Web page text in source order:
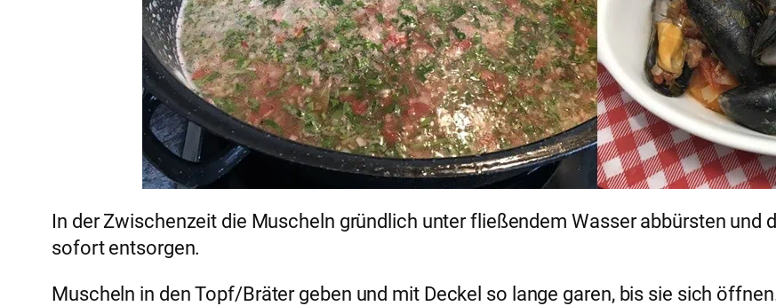
In der Zwischenzeit die Muscheln gründlich unter fließendem Wasser abbürsten
sofort entsorgen.
Muscheln in den Topf/Bräter geben und mit Deckel so lange garen, bis sie sich